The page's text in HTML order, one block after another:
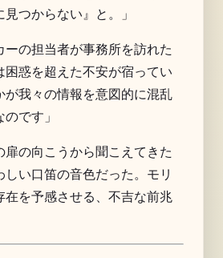
つからない』と。」
ーの担当者が事務所を訪れた
困惑を超えた不安が宿ってい
が我々の情報を意図的に混乱
です」
扉の向こうから聞こえてきた
い口笛の音色だった。モリ
在を予感させる、不吉な前兆